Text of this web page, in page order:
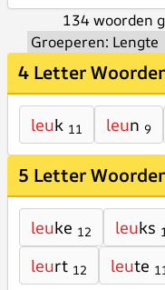
134 woorden
4 Letter
leuk 11 leun 9
5 Letter
leuke 12 leuks
leurt 12 leute